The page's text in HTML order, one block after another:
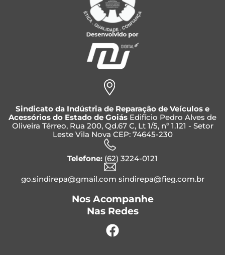
Sindicato da Indústria de Reparação de Veículos e
Acessórios do Estado de Goiás Edifício Pedro Alves de
Oliveira Térreo, Rua 200, Qd.67 C, Lt 1/5, nº 1.121 - Setor
Leste Vila Nova CEP: 74645-230
Telefone: (62) 3224-0121
go.sindirepa@gmail.com sindirepa@fieg.com.br
Nos Acompanhe
Nas Redes
Facebook
Instagram
Whatsapp